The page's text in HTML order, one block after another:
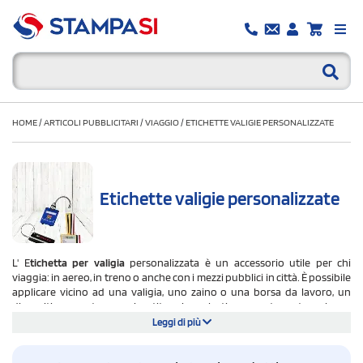
HOME/ARTICOLI PUBBLICITARI /VIAGGIO/ETICHETTE VALIGIE PERSONALIZZATE
Etichette valigie personalizzate
L' Etichetta per valigia personalizzata è un accessorio utile per chi
viaggia: in aereo, in treno o anche con i mezzi pubblici in città. È possibile
applicare vicino ad una valigia, uno zaino o una borsa da lavoro, un
dispositivo cartaceo rivestito in plastica, contenente alcune
informazioni necessarie come nome, cognome e numero di telefono.
Leggi di più